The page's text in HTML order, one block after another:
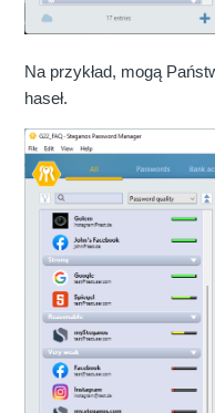
Na przykład, mogą
haseł.